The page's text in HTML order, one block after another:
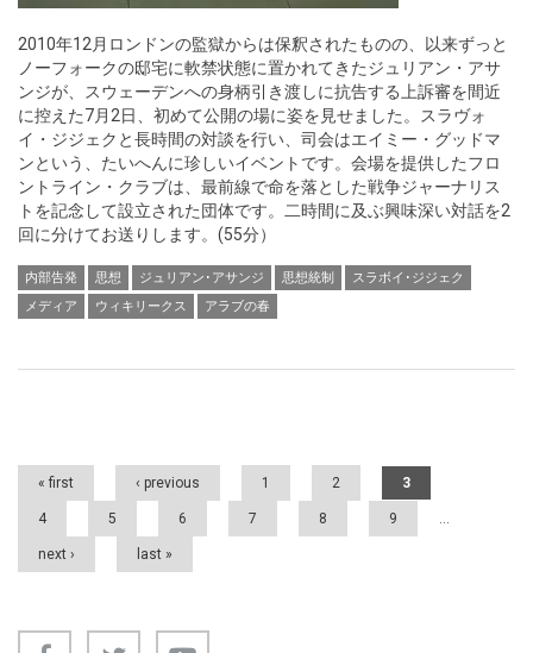
2010年12月ロンドンの監獄からは保釈されたものの、以来ずっと
ノーフォークの邸宅に軟禁状態に置かれてきたジュリアン・アサ
ンジが、スウェーデンへの身柄引き渡しに抗告する上訴審を間近
に控えた7月2日、初めて公開の場に姿を見せました。スラヴォ
イ・ジジェクと長時間の対談を行い、司会はエイミー・グッドマ
ンという、たいへんに珍しいイベントです。会場を提供したフロ
ントライン・クラブは、最前線で命を落とした戦争ジャーナリス
トを記念して設立された団体です。二時間に及ぶ興味深い対話を2
回に分けてお送りします。(55分）
内部告発 思想 ジュリアン･アサンジ 思想統制
スラボイ･ジジェク
メディア
ウィキリークス アラブの春
Pages
« first ‹ previous 1 2 3
4 5 6 7 8 9 …
next › last »